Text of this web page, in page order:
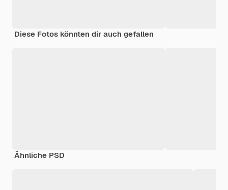
Diese Fotos könnten dir auch gefallen
Ähnliche PSD